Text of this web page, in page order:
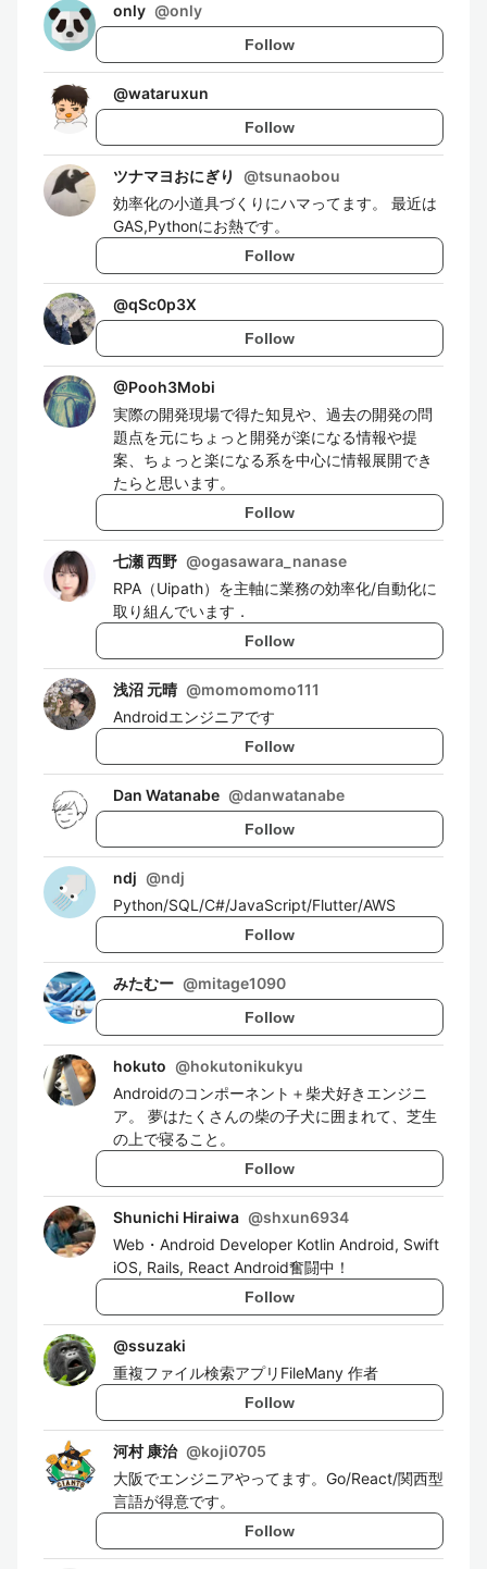
only @only
Follow
@wataruxun
Follow
ツナマヨおにぎり @tsunaobou
効率化の小道具づくりにハマってます。 最近は
GAS,Pythonにお熱です。
Follow
@qSc0p3X
Follow
@Pooh3Mobi
実際の開発現場で得た知見や、過去の開発の問
題点を元にちょっと開発が楽になる情報や提
案、ちょっと楽になる系を中心に情報展開でき
たらと思います。
Follow
七瀬 西野 @ogasawara_nanase
RPA（Uipath）を主軸に業務の効率化/自動化に
取り組んでいます．
Follow
浅沼 元晴 @momomomo111
Androidエンジニアです
Follow
Dan Watanabe @danwatanabe
Follow
ndj @ndj
Python/SQL/C#/JavaScript/Flutter/AWS
Follow
みたむー @mitage1090
Follow
hokuto @hokutonikukyu
Androidのコンポーネント＋柴犬好きエンジニ
ア。 夢はたくさんの柴の子犬に囲まれて、芝生
の上で寝ること。
Follow
Shunichi Hiraiwa @shxun6934
Web・Android Developer Kotlin Android, Swift
iOS, Rails, React Android奮闘中！
Follow
@ssuzaki
重複ファイル検索アプリFileMany 作者
Follow
河村 康治 @koji0705
大阪でエンジニアやってます。Go/React/関西型
言語が得意です。
Follow